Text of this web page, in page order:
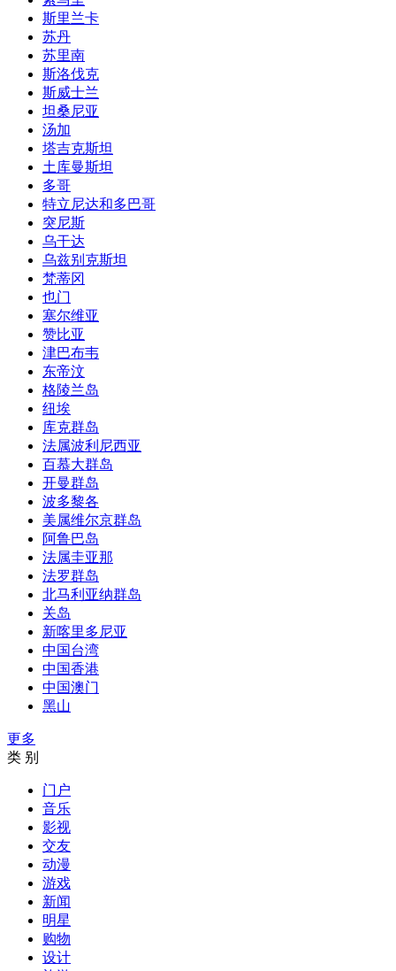
斯里兰卡
苏丹
苏里南
斯洛伐克
斯威士兰
坦桑尼亚
汤加
塔吉克斯坦
土库曼斯坦
多哥
特立尼达和多巴哥
突尼斯
乌干达
乌兹别克斯坦
梵蒂冈
也门
塞尔维亚
赞比亚
津巴布韦
东帝汶
格陵兰岛
纽埃
库克群岛
法属波利尼西亚
百慕大群岛
开曼群岛
波多黎各
美属维尔京群岛
阿鲁巴岛
法属圭亚那
法罗群岛
北马利亚纳群岛
关岛
新喀里多尼亚
中国台湾
中国香港
中国澳门
黑山
更多
类 别
门户
音乐
影视
交友
动漫
游戏
新闻
明星
购物
设计